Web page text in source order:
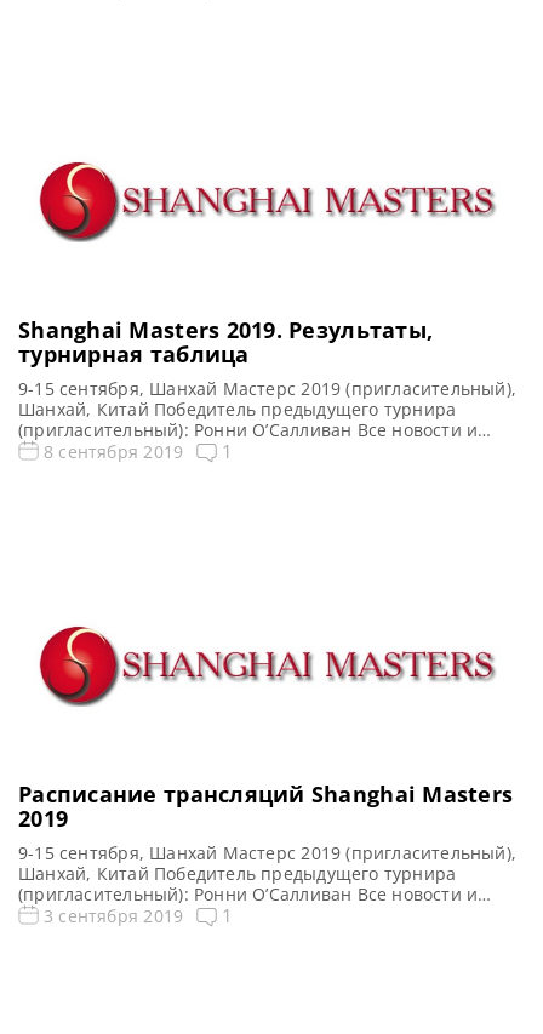
Shanghai Masters 2019. Результаты,
турнирная таблица
9-15 сентября, Шанхай Мастерс 2019 (пригласительный),
Шанхай, Китай Победитель предыдущего турнира
(пригласительный): Ронни О’Салливан Все новости и
результаты Shanghai Masters 2019 Онлайн трансляции
8 сентября 2019 1
Расписание трансляций Shanghai Masters
2019
9-15 сентября, Шанхай Мастерс 2019 (пригласительный),
Шанхай, Китай Победитель предыдущего турнира
(пригласительный): Ронни О’Салливан Все новости и
результаты Shanghai Masters 2019 Турнирная таблица,
3 сентября 2019 1